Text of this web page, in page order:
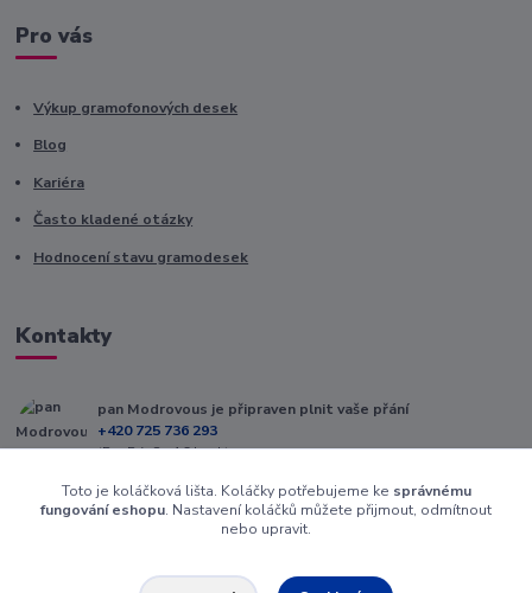
Pro vás
Výkup gramofonových desek
Blog
Kariéra
Často kladené otázky
Hodnocení stavu gramodesek
Kontakty
pan Modrovous je připraven plnit vaše přání
+420 725 736 293
(Po-Pá, 8 - 16 hod.)
info@modrovous.cz
Toto je koláčková lišta. Koláčky potřebujeme ke správnému
fungování eshopu. Nastavení koláčků můžete přijmout, odmítnout
nebo upravit.